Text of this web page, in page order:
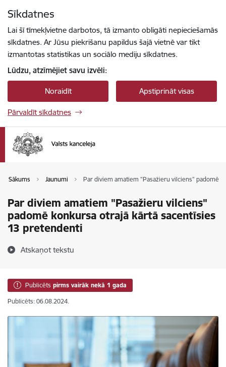
Sīkdatnes
Lai šī tīmekļvietne darbotos, tā izmanto obligāti nepieciešamās
sīkdatnes. Ar Jūsu piekrišanu papildus šajā vietnē var tikt
izmantotas statistikas un sociālo mediju sīkdatnes.
Lūdzu, atzīmējiet savu izvēli:
Noraidīt Apstiprināt visas
Pārvaldīt sīkdatnes
Sākums Jaunumi Par diviem amatiem "Pasažieru vilciens" padomē
Par diviem amatiem "Pasažieru vilciens"
padomē konkursa otrajā kārtā sacentīsies
13 pretendenti
Atskaņot tekstu
Publicēts pirms vairāk nekā 1 gada
Publicēts: 06.08.2024.